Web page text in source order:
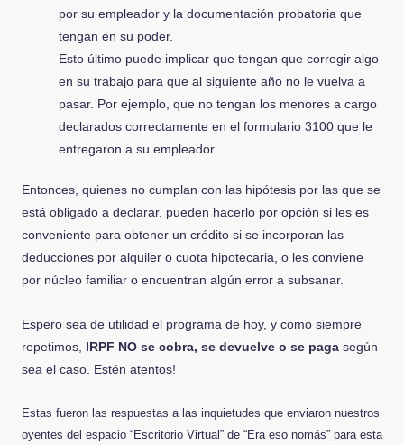
por su empleador y la documentación probatoria que
tengan en su poder.
Esto último puede implicar que tengan que corregir algo
en su trabajo para que al siguiente año no le vuelva a
pasar. Por ejemplo, que no tengan los menores a cargo
declarados correctamente en el formulario 3100 que le
entregaron a su empleador.
Entonces, quienes no cumplan con las hipótesis por las que se
está obligado a declarar, pueden hacerlo por opción si les es
conveniente para obtener un crédito si se incorporan las
deducciones por alquiler o cuota hipotecaria, o les conviene
por núcleo familiar o encuentran algún error a subsanar.
Espero sea de utilidad el programa de hoy, y como siempre
repetimos, IRPF NO se cobra, se devuelve o se paga según
sea el caso. Estén atentos!
Estas fueron las respuestas a las inquietudes que enviaron nuestros
oyentes del espacio “Escritorio Virtual” de “Era eso nomás” para esta